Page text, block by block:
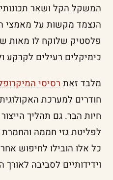
המשקל הקל ושאר תכונותיו
הנצמד מקשות על מאמצי
פלסטיק שלוקח לו מאות
כימיקלים רעילים לקרקע
מלבד זאתרסיסי
חודרים למערכת
חיות הבר. גם תהליך
לפליטת גזי חממה והחמרת
כל אלו הובילו לחיפוש
וידידותיים לסביבה לאורך